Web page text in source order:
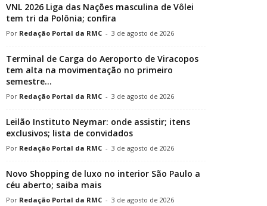
VNL 2026 Liga das Nações masculina de Vôlei
tem tri da Polônia; confira
Redação Portal da RMC - 3 de agosto de 2026
Terminal de Carga do Aeroporto de Viracopos
tem alta na movimentação no primeiro
semestre...
Redação Portal da RMC - 3 de agosto de 2026
Leilão Instituto Neymar: onde assistir; itens
exclusivos; lista de convidados
Redação Portal da RMC - 3 de agosto de 2026
Novo Shopping de luxo no interior São Paulo a
céu aberto; saiba mais
Redação Portal da RMC - 3 de agosto de 2026